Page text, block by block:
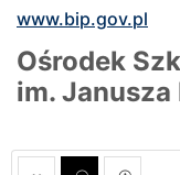
www.bip.gov.pl
Ośrodek
im. Janusza